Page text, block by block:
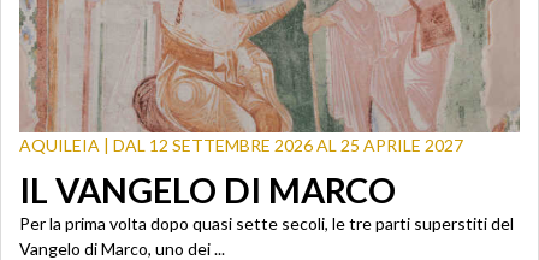
AQUILEIA | DAL 12 SETTEMBRE 2026 AL 25 APRILE 2027
IL VANGELO DI MARCO
Per la prima volta dopo quasi sette secoli, le tre parti superstiti del
Vangelo di Marco, uno dei ...